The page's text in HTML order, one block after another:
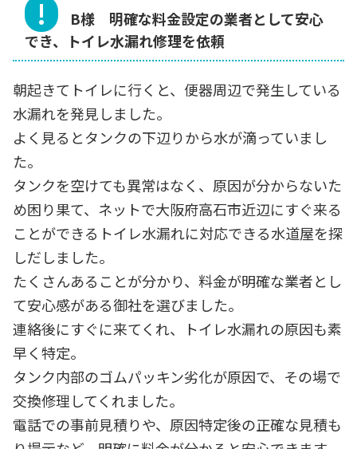
B様 明確な料金設定の業者として安心
でき、トイレ水漏れ修理を依頼
朝起きてトイレに行くと、便器周辺で発生している
水漏れを発見しました。
よく見るとタンクの下辺りから水が滴っていまし
た。
タンクを空けても異常はなく、原因が分からないた
め困り果て、ネットで大阪府高石市近辺にすぐ来る
ことができるトイレ水漏れに対応できる水道屋を探
しだしました。
たくさんあることが分かり、料金が明確な業者とし
て安心感がある御社を選びました。
連絡後にすぐに来てくれ、トイレ水漏れの原因も素
早く特定。
タンク内部のゴムパッキン劣化が原因で、その場で
交換修理してくれました。
電話での事前見積りや、原因特定後の正確な見積も